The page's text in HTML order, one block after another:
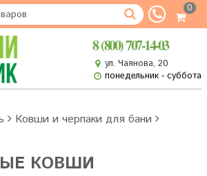
0
8 (800) 707-14-03
ул. Чаянова, 20
понедельник - суббота
Ковши и черпаки для бани
КОВШИ